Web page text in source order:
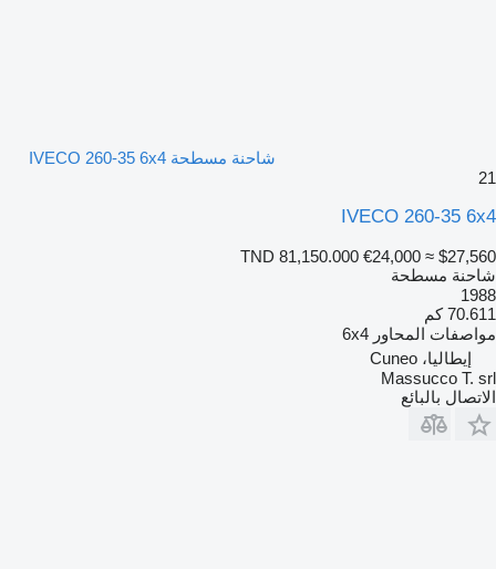
شاحنة مسطحة IVECO 260-35 6x4
21
IVECO 260-35 6x4
TND 81,150.000 €24,000 ≈ $27,560
شاحنة مسطحة
1988
70.611 كم
مواصفات المحاور 6x4
إيطاليا، Cuneo
Massucco T. srl
الاتصال بالبائع